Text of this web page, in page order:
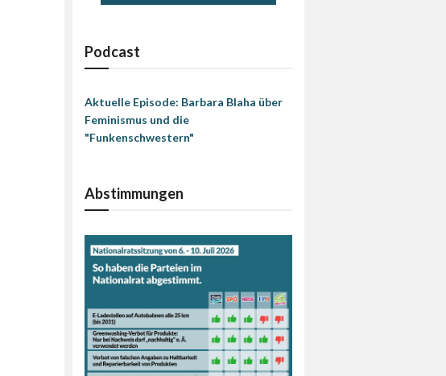
Podcast
Aktuelle Episode: Barbara Blaha über
Feminismus und die
"Funkenschwestern"
Abstimmungen